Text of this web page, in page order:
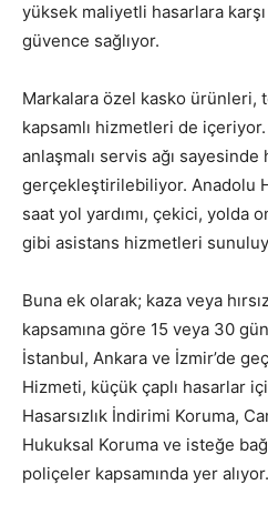
yüksek maliyetli hasarlara
güvence sağlıyor.
Markalara özel kasko ürünleri,
kapsamlı hizmetleri de
anlaşmalı servis ağı sayesinde
gerçekleştirilebiliyor. Anadolu
saat yol yardımı, çekici, yolda
gibi asistans hizmetleri
Buna ek olarak; kaza veya
kapsamına göre 15 veya 30
İstanbul, Ankara ve İzmir’de
Hizmeti, küçük çaplı hasarlar
Hasarsızlık İndirimi Koruma,
Hukuksal Koruma ve isteğe
poliçeler kapsamında yer alıyor.